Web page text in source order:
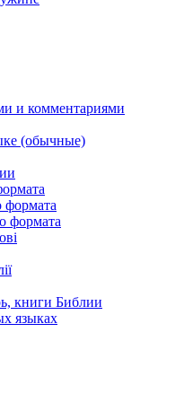
и комментариями
(обычные)
формата
формата
книги Библии
языках